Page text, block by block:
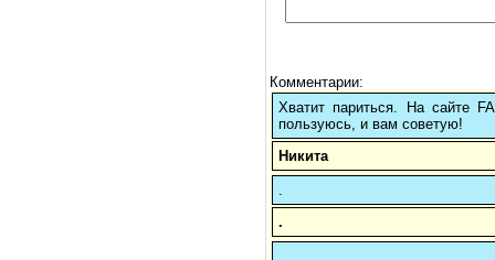
Комментарии:
Хватит париться. На сайте
пользуюсь, и вам советую!
Никита
.